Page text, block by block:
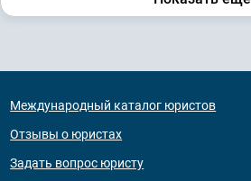
Международный каталог юристов
Отзывы о юристах
Задать вопрос юристу